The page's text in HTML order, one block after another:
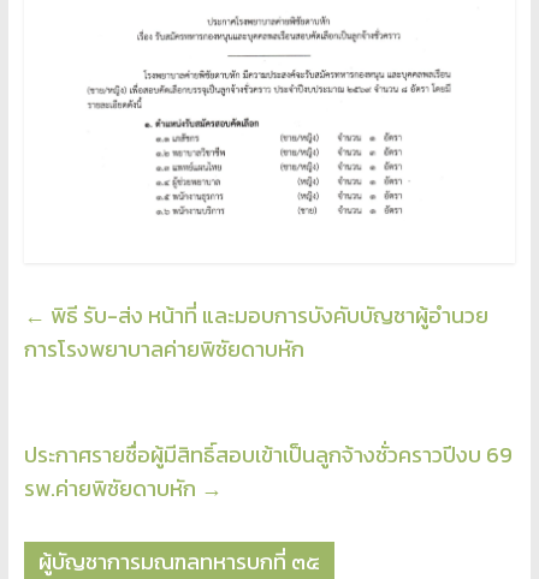
← พิธี รับ-ส่ง หน้าที่ และมอบการบังคับบัญชาผู้อำนวย
การโรงพยาบาลค่ายพิชัยดาบหัก
ประกาศรายชื่อผู้มีสิทธิ์สอบเข้าเป็นลูกจ้างชั่วคราวปีงบ 69
รพ.ค่ายพิชัยดาบหัก →
ผู้บัญชาการมณฑลทหารบกที่ ๓๕